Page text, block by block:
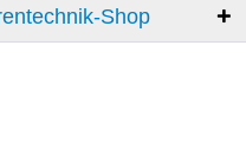
Shop